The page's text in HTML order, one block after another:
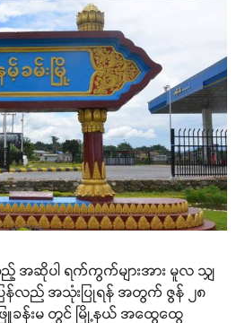
အဆိုပါ ရက်ကွက်များအား မူလ သျှ
ပြန်လည် အသုံးပြုရန် အတွက် ဇွန် ၂၈
ဖြူခန်းမ တွင် မြို့နယ် အထွေထွေ